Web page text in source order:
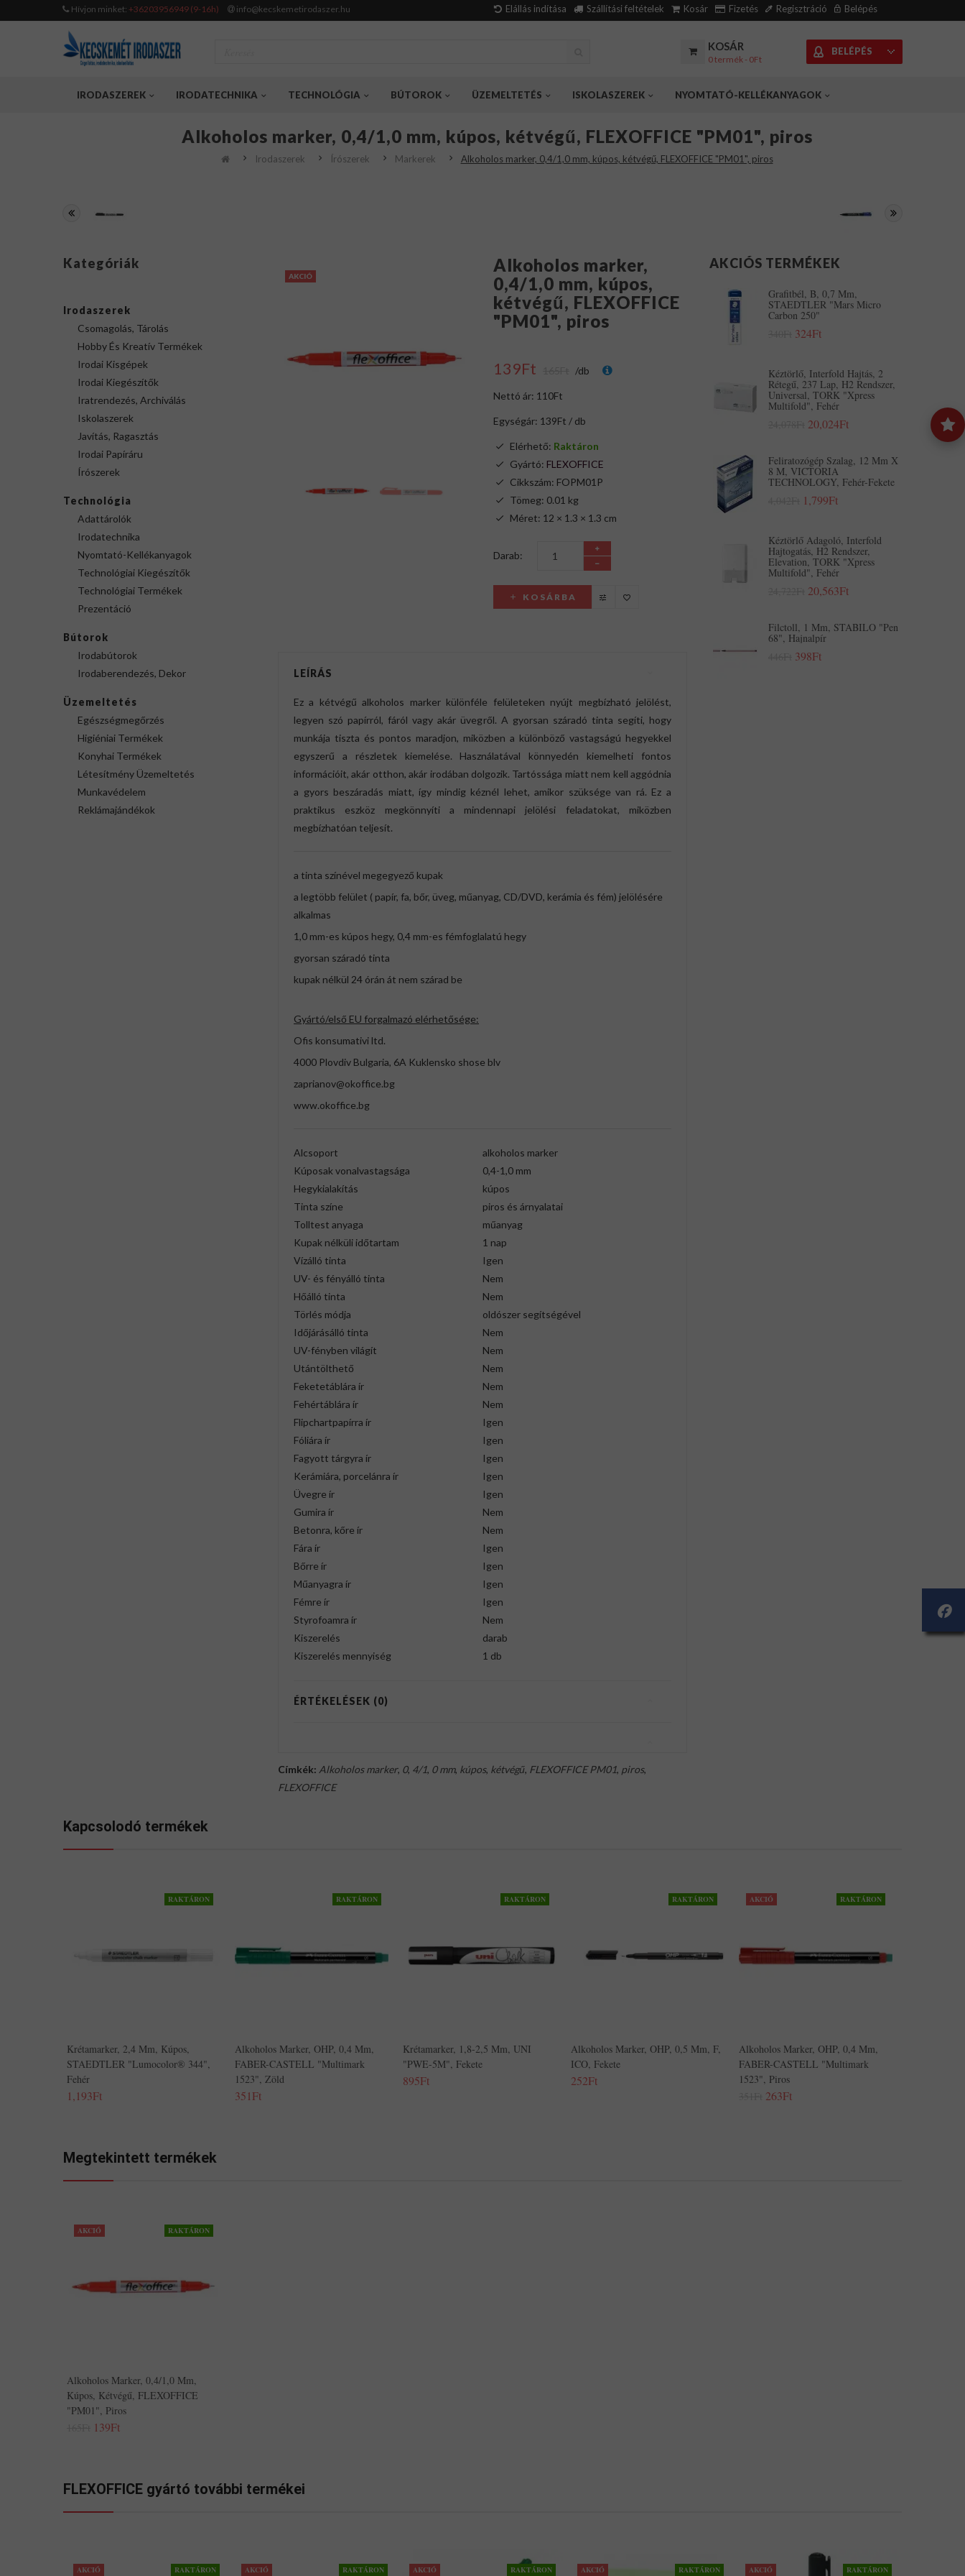
Hívjon minket: +36203956949 (9-16h) info@kecskemetirodaszer.hu Elállás indítása Szállítási feltételek Kosár Fizetés Regisztráció Belépés
KOSÁR
0 termék - 0Ft
BELÉPÉS
IRODASZEREK IRODATECHNIKA TECHNOLÓGIA BÚTOROK ÜZEMELTETÉS ISKOLASZEREK NYOMTATÓ-KELLÉKANYAGOK
Alkoholos marker, 0,4/1,0 mm, kúpos, kétvégű, FLEXOFFICE "PM01", piros
Irodaszerek Írószerek Markerek Alkoholos marker, 0,4/1,0 mm, kúpos, kétvégű, FLEXOFFICE "PM01", piros
Kategóriák
Irodaszerek
Csomagolás, Tárolás
Hobby És Kreatív Termékek
Irodai Kisgépek
Irodai Kiegészítők
Iratrendezés, Archiválás
Iskolaszerek
Javítás, Ragasztás
Irodai Papíráru
Írószerek
Technológia
Adattárolók
Irodatechnika
Nyomtató-Kellékanyagok
Technológiai Kiegészítők
Technológiai Termékek
Prezentáció
Bútorok
Irodabútorok
Irodaberendezés, Dekor
Üzemeltetés
Egészségmegőrzés
Higiéniai Termékek
Konyhai Termékek
Létesítmény Üzemeltetés
Munkavédelem
Reklámajándékok
AKCIÓ
Alkoholos marker,
0,4/1,0 mm, kúpos,
kétvégű, FLEXOFFICE
"PM01", piros
139Ft /db
Nettó ár: 110Ft
Egységár: 139Ft / db
Elérhető: Raktáron
Gyártó: FLEXOFFICE
Cikkszám: FOPM01P
Tömeg: 0.01 kg
Méret: 12 × 1.3 × 1.3 cm
Darab:
KOSÁRBA
LEÍRÁS
Ez a kétvégű alkoholos marker különféle felületeken nyújt megbízható jelölést,
legyen szó papírról, fáról vagy akár üvegről. A gyorsan száradó tinta segíti, hogy
munkája tiszta és pontos maradjon, miközben a különböző vastagságú hegyekkel
egyszerű a részletek kiemelése. Használatával könnyedén kiemelheti fontos
információit, akár otthon, akár irodában dolgozik. Tartóssága miatt nem kell aggódnia
a gyors beszáradás miatt, így mindig kéznél lehet, amikor szüksége van rá. Ez a
praktikus eszköz megkönnyíti a mindennapi jelölési feladatokat, miközben
megbízhatóan teljesít.
a tinta színével megegyező kupak
a legtöbb felület ( papír, fa, bőr, üveg, műanyag, CD/DVD, kerámia és fém) jelölésére
alkalmas
1,0 mm-es kúpos hegy, 0,4 mm-es fémfoglalatú hegy
gyorsan száradó tinta
kupak nélkül 24 órán át nem szárad be
Gyártó/első EU forgalmazó elérhetősége:
Ofis konsumativi ltd.
4000 Plovdiv Bulgaria, 6A Kuklensko shose blv
zaprianov@okoffice.bg
www.okoffice.bg
Alcsoport
alkoholos marker
Kúposak vonalvastagsága
0,4-1,0 mm
Hegykialakítás
kúpos
Tinta színe
piros és árnyalatai
Tolltest anyaga
műanyag
Kupak nélküli időtartam
1 nap
Vízálló tinta
Igen
UV- és fényálló tinta
Nem
Hőálló tinta
Nem
Törlés módja
oldószer segítségével
Időjárásálló tinta
Nem
UV-fényben világít
Nem
Utántölthető
Nem
Feketetáblára ír
Nem
Fehértáblára ír
Nem
Flipchartpapírra ír
Igen
Fóliára ír
Igen
Fagyott tárgyra ír
Igen
Kerámiára, porcelánra ír
Igen
Üvegre ír
Igen
Gumira ír
Nem
Betonra, kőre ír
Nem
Fára ír
Igen
Bőrre ír
Igen
Műanyagra ír
Igen
Fémre ír
Igen
Styrofoamra ír
Nem
Kiszerelés
darab
Kiszerelés mennyiség
1 db
ÉRTÉKELÉSEK (0)
Címkék: Alkoholos marker, 0, 4/1, 0 mm, kúpos, kétvégű, FLEXOFFICE PM01, piros,
FLEXOFFICE
AKCIÓS TERMÉKEK
Grafitbél, B, 0,7 Mm,
STAEDTLER "Mars Micro
Carbon 250"
324Ft
Kéztörlő, Interfold Hajtás, 2
Rétegű, 237 Lap, H2 Rendszer,
Universal, TORK "Xpress
Multifold", Fehér
20,024Ft
Feliratozógép Szalag, 12 Mm X
8 M, VICTORIA
TECHNOLOGY, Fehér-Fekete
1,799Ft
Kéztörlő Adagoló, Interfold
Hajtogatás, H2 Rendszer,
Elevation, TORK "Xpress
Multifold", Fehér
20,563Ft
Filctoll, 1 Mm, STABILO "Pen
68", Hajnalpír
398Ft
Kapcsolodó termékek
RAKTÁRON
Krétamarker, 2,4 Mm, Kúpos,
STAEDTLER "Lumocolor® 344",
Fehér
1,193Ft
RAKTÁRON
Alkoholos Marker, OHP, 0,4 Mm,
FABER-CASTELL "Multimark
1523", Zöld
351Ft
RAKTÁRON
Krétamarker, 1,8-2,5 Mm, UNI
"PWE-5M", Fekete
895Ft
RAKTÁRON
Alkoholos Marker, OHP, 0,5 Mm, F,
ICO, Fekete
252Ft
AKCIÓ RAKTÁRON
Alkoholos Marker, OHP, 0,4 Mm,
FABER-CASTELL "Multimark
1523", Piros
263Ft
Megtekintett termékek
AKCIÓ RAKTÁRON
Alkoholos Marker, 0,4/1,0 Mm,
Kúpos, Kétvégű, FLEXOFFICE
"PM01", Piros
139Ft
FLEXOFFICE gyártó további termékei
AKCIÓ RAKTÁRON AKCIÓ RAKTÁRON AKCIÓ RAKTÁRON AKCIÓ RAKTÁRON AKCIÓ RAKTÁRON